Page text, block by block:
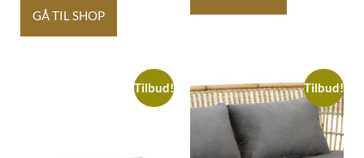
GÅ TIL SHOP
Tilbud! Tilbud!